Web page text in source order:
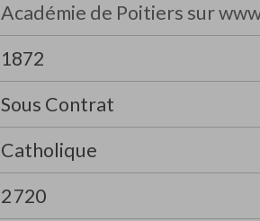
Académie de Poitiers sur
1872
Sous Contrat
Catholique
2 720